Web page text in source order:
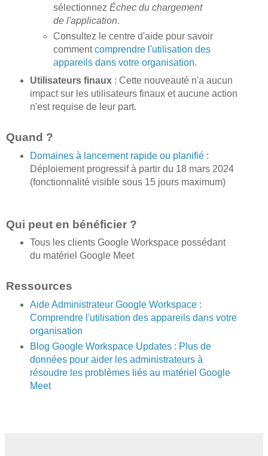
sélectionnezÉchec du chargement
de l'application.
Consultez le centre d'aide pour savoir
commentcomprendre l'utilisation des
appareils dans votre organisation.
Utilisateurs finaux: Cette nouveauté n'a aucun
impact sur les utilisateurs finaux et aucune action
n'est requise de leur part.
Quand ?
Domaines à lancement rapide ou planifié:
Déploiement progressif à partir du 18 mars 2024
(fonctionnalité visible sous 15 jours maximum)
Qui peut en bénéficier ?
Tous les clients Google Workspace possédant
du matériel Google Meet
Ressources
Aide Administrateur Google Workspace :
Comprendre l'utilisation des appareils dans votre
organisation
Blog Google Workspace Updates : Plus de
données pour aider les administrateurs à
résoudre les problèmes liés au matériel Google
Meet